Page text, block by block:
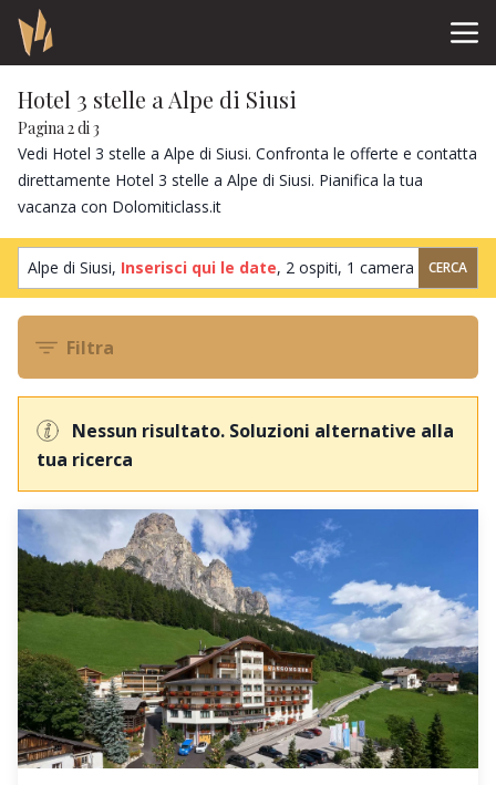
Hotel 3 stelle a Alpe di Siusi
Pagina 2 di 3
Vedi Hotel 3 stelle a Alpe di Siusi. Confronta le offerte e contatta
direttamente Hotel 3 stelle a Alpe di Siusi. Pianifica la tua
vacanza con Dolomiticlass.it
Alpe di Siusi, Inserisci qui le date, 2 ospiti, 1 camera CERCA
Filtra
Nessun risultato. Soluzioni alternative alla
tua ricerca